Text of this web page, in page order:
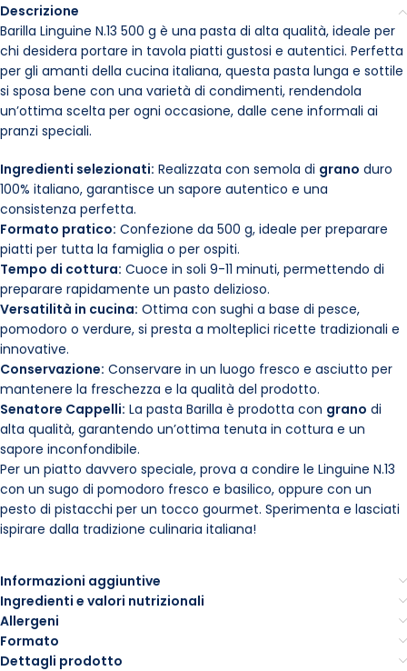
Descrizione
Barilla Linguine N.13 500 g è una pasta di alta qualità, ideale per
chi desidera portare in tavola piatti gustosi e autentici. Perfetta
per gli amanti della cucina italiana, questa pasta lunga e sottile
si sposa bene con una varietà di condimenti, rendendola
un’ottima scelta per ogni occasione, dalle cene informali ai
pranzi speciali.
Ingredienti selezionati: Realizzata con semola di grano duro
100% italiano, garantisce un sapore autentico e una
consistenza perfetta.
Formato pratico: Confezione da 500 g, ideale per preparare
piatti per tutta la famiglia o per ospiti.
Tempo di cottura: Cuoce in soli 9-11 minuti, permettendo di
preparare rapidamente un pasto delizioso.
Versatilità in cucina: Ottima con sughi a base di pesce,
pomodoro o verdure, si presta a molteplici ricette tradizionali e
innovative.
Conservazione: Conservare in un luogo fresco e asciutto per
mantenere la freschezza e la qualità del prodotto.
Senatore Cappelli: La pasta Barilla è prodotta con grano di
alta qualità, garantendo un’ottima tenuta in cottura e un
sapore inconfondibile.
Per un piatto davvero speciale, prova a condire le Linguine N.13
con un sugo di pomodoro fresco e basilico, oppure con un
pesto di pistacchi per un tocco gourmet. Sperimenta e lasciati
ispirare dalla tradizione culinaria italiana!
Informazioni aggiuntive
Ingredienti e valori nutrizionali
Allergeni
Formato
Dettagli prodotto